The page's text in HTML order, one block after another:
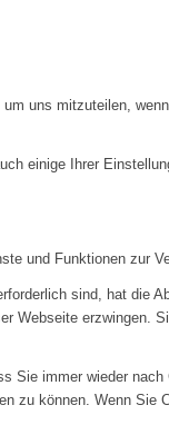
uns mitzuteilen,
einige Ihrer
und Funktionen zur
sind, hat
Webseite
immer wieder
können. Wenn Sie